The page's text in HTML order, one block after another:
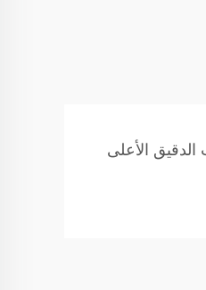
الأعلى